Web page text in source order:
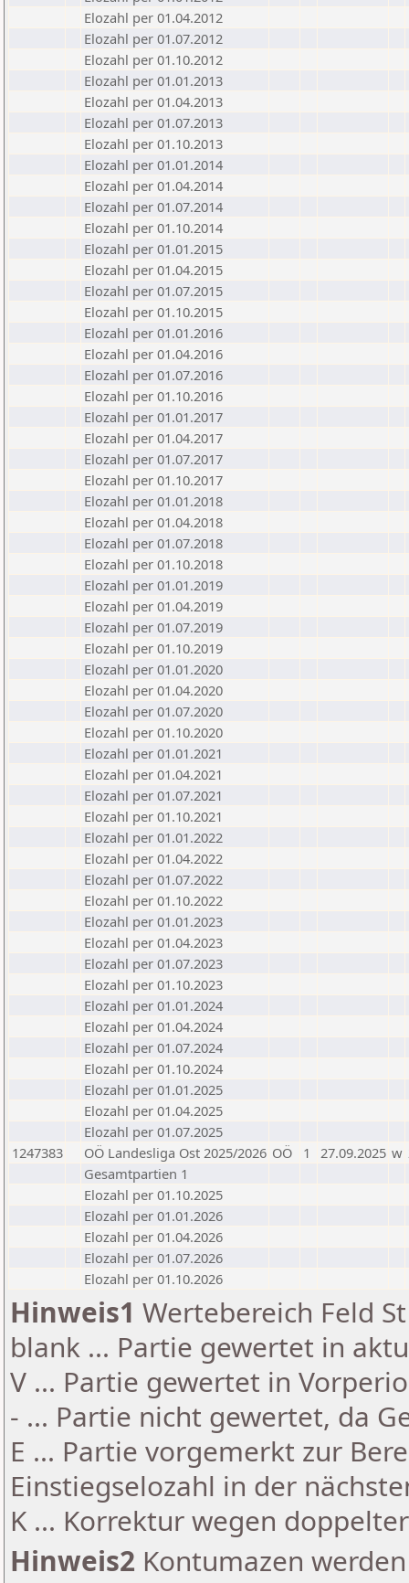
Elozahl per 01.04.2012
Elozahl per 01.07.2012
Elozahl per 01.10.2012
Elozahl per 01.01.2013
Elozahl per 01.04.2013
Elozahl per 01.07.2013
Elozahl per 01.10.2013
Elozahl per 01.01.2014
Elozahl per 01.04.2014
Elozahl per 01.07.2014
Elozahl per 01.10.2014
Elozahl per 01.01.2015
Elozahl per 01.04.2015
Elozahl per 01.07.2015
Elozahl per 01.10.2015
Elozahl per 01.01.2016
Elozahl per 01.04.2016
Elozahl per 01.07.2016
Elozahl per 01.10.2016
Elozahl per 01.01.2017
Elozahl per 01.04.2017
Elozahl per 01.07.2017
Elozahl per 01.10.2017
Elozahl per 01.01.2018
Elozahl per 01.04.2018
Elozahl per 01.07.2018
Elozahl per 01.10.2018
Elozahl per 01.01.2019
Elozahl per 01.04.2019
Elozahl per 01.07.2019
Elozahl per 01.10.2019
Elozahl per 01.01.2020
Elozahl per 01.04.2020
Elozahl per 01.07.2020
Elozahl per 01.10.2020
Elozahl per 01.01.2021
Elozahl per 01.04.2021
Elozahl per 01.07.2021
Elozahl per 01.10.2021
Elozahl per 01.01.2022
Elozahl per 01.04.2022
Elozahl per 01.07.2022
Elozahl per 01.10.2022
Elozahl per 01.01.2023
Elozahl per 01.04.2023
Elozahl per 01.07.2023
Elozahl per 01.10.2023
Elozahl per 01.01.2024
Elozahl per 01.04.2024
Elozahl per 01.07.2024
Elozahl per 01.10.2024
Elozahl per 01.01.2025
Elozahl per 01.04.2025
Elozahl per 01.07.2025
1247383
OÖ Landesliga Ost 2025/2026 OÖ 1 27.09.2025 w
Gesamtpartien 1
Elozahl per 01.10.2025
Elozahl per 01.01.2026
Elozahl per 01.04.2026
Elozahl per 01.07.2026
Elozahl per 01.10.2026
Hinweis1 Wertebereich Feld
blank ... Partie gewertet in
V ... Partie gewertet in
- ... Partie nicht gewertet, da
E ... Partie vorgemerkt zur
Einstiegselozahl in der
K ... Korrektur wegen
Hinweis2 Kontumazen